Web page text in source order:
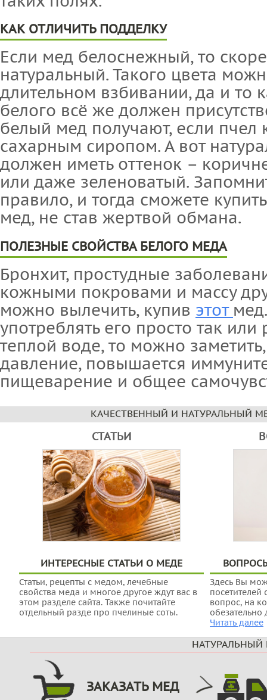
КАК ОТЛИЧИТЬ ПОДДЕЛКУ
Если мед белоснежный, то
натуральный. Такого цвета
длительном взбивании, да и то
белого всё же должен
белый мед получают, если пчел
сахарным сиропом. А вот
должен иметь оттенок –
или даже зеленоватый.
правило, и тогда сможете
мед, не став жертвой обмана.
ПОЛЕЗНЫЕ СВОЙСТВА БЕЛОГО МЕДА
Бронхит, простудные
кожными покровами и массу
можно вылечить, купив этот
употреблять его просто так
теплой воде, то можно
давление, повышается
пищеварение и общее
КАЧЕСТВЕННЫЙ И НАТУРАЛЬНЫЙ
СТАТЬИ
ИНТЕРЕСНЫЕ СТАТЬИ О МЕДЕ
Статьи, рецепты с медом, лечебные
свойства меда и многое другое ждут вас в
этом разделе сайта. Также почитайте
отдельный разде про пчелиные соты.
Здесь Вы
посетителей
вопрос, на
обезательно
Читать далее
НАТУРАЛЬНЫЙ
ЗАКАЗАТЬ МЕД